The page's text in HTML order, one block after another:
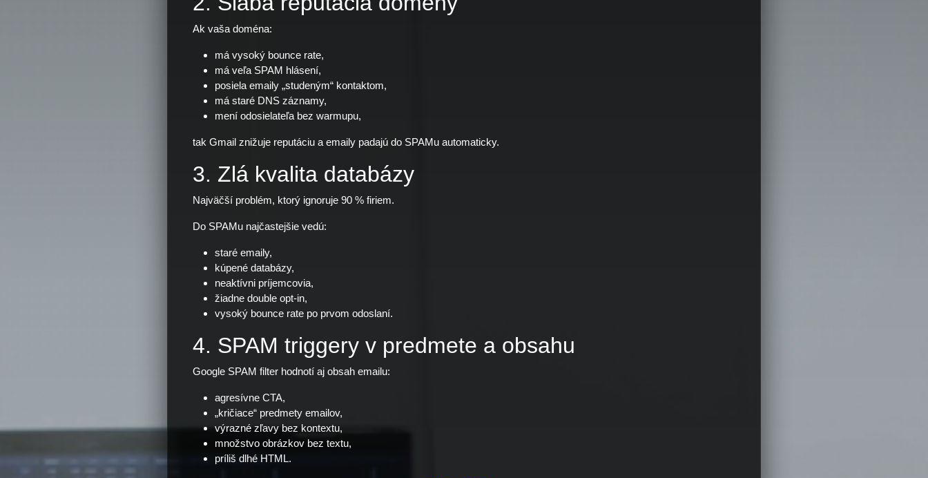
Ak vaša doména:
má vysoký bounce rate,
má veľa SPAM hlásení,
posiela emaily „studeným“ kontaktom,
má staré DNS záznamy,
mení odosielateľa bez warmupu,
tak Gmail znižuje reputáciu a emaily padajú do SPAMu automaticky.
3. Zlá kvalita databázy
Najväčší problém, ktorý ignoruje 90 % firiem.
Do SPAMu najčastejšie vedú:
staré emaily,
kúpené databázy,
neaktívni príjemcovia,
žiadne double opt-in,
vysoký bounce rate po prvom odoslaní.
4. SPAM triggery v predmete a obsahu
Google SPAM filter hodnotí aj obsah emailu:
agresívne CTA,
„kričiace“ predmety emailov,
výrazné zľavy bez kontextu,
množstvo obrázkov bez textu,
príliš dlhé HTML.